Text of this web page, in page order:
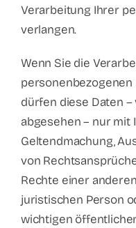
Verarbeitung Ihrer
verlangen.
Wenn Sie die
personenbezogenen
dürfen diese Daten
abgesehen – nur mit
Geltendmachung,
von
Rechte einer
juristischen Person
wichtigen